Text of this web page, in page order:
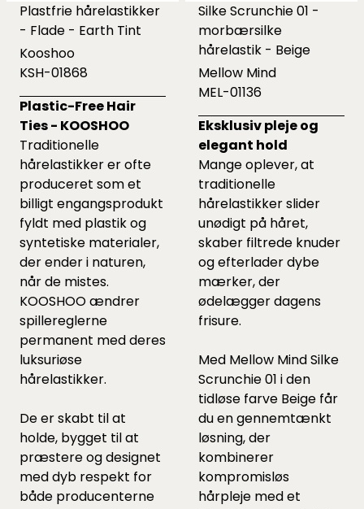
Plastfrie hårelastikker
- Flade - Earth Tint
Kooshoo
KSH-01868
Plastic-Free Hair
Ties - KOOSHOO
Traditionelle
hårelastikker er ofte
produceret som et
billigt engangsprodukt
fyldt med plastik og
syntetiske materialer,
der ender i naturen,
når de mistes.
KOOSHOO ændrer
spillereglerne
permanent med deres
luksuriøse
hårelastikker.
De er skabt til at
holde, bygget til at
præstere og designet
med dyb respekt for
både producenterne
Silke Scrunchie 01 -
morbærsilke
hårelastik - Beige
Mellow Mind
MEL-01136
Eksklusiv pleje og
elegant hold
Mange oplever, at
traditionelle
hårelastikker slider
unødigt på håret,
skaber filtrede knuder
og efterlader dybe
mærker, der
ødelægger dagens
frisure.
Med Mellow Mind Silke
Scrunchie 01 i den
tidløse farve Beige får
du en gennemtænkt
løsning, der
kombinerer
kompromisløs
hårpleje med et